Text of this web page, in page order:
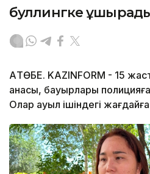
буллингке
АҚТӨБЕ. KAZINFORM - 15
анасы, бауырлары
Олар ауыл ішіндегі